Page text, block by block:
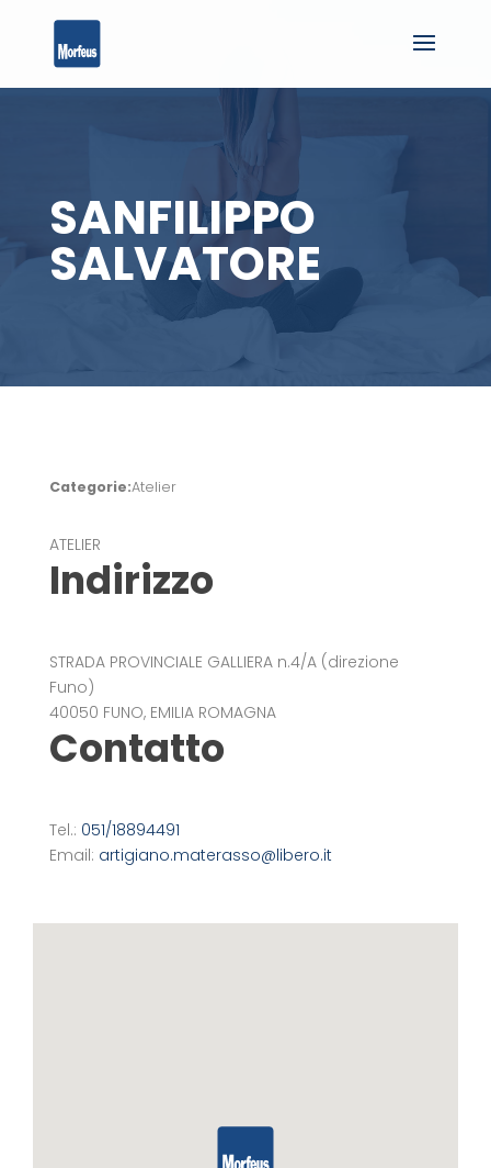
SANFILIPPO
SALVATORE
Categorie:Atelier
ATELIER
Indirizzo
STRADA PROVINCIALE GALLIERA n.4/A (direzione
Funo)
40050 FUNO, EMILIA ROMAGNA
Contatto
Tel.: 051/18894491
Email: artigiano.materasso@libero.it